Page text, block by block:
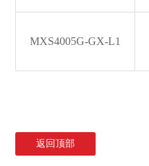
MXS4005G-GX-L1
返回顶部